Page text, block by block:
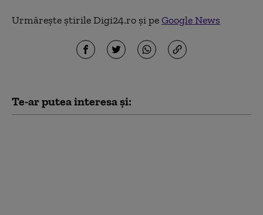
Urmărește știrile Digi24.ro și peGoogle News
Te-ar putea interesa și: